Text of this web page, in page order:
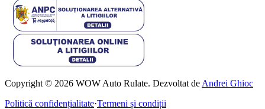
Copyright © 2026 WOW Auto Rulate. Dezvoltat de Andrei Ghioc
Politică confidențialitate·Termeni și condiții